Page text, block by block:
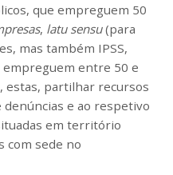
que empreguem 50
, latu sensu(para
mas também IPSS,
empreguem entre 50 e
estas, partilhar recursos
denúncias e ao respetivo
em território
com sede no